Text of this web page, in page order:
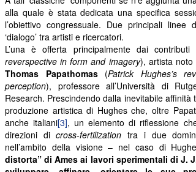
alla quale è stata dedicata una specifica
l’obiettivo congressuale. Due principali
‘dialogo’ tra artisti e ricercatori.
L’una è offerta principalmente dai
reverspective in form and imagery), artista
Thomas Papathomas (Patrick Hughes’s
perception), professore all’Università di
Research. Prescindendo dalla inevitabile
produzione artistica di Hughes che, oltre
anche italiani[3], un elemento di riflessione
direzioni dicross-fertilization tra i due
nell’ambito della visione – nel caso di
distorta” di Ames ai lavori sperimentali di J.